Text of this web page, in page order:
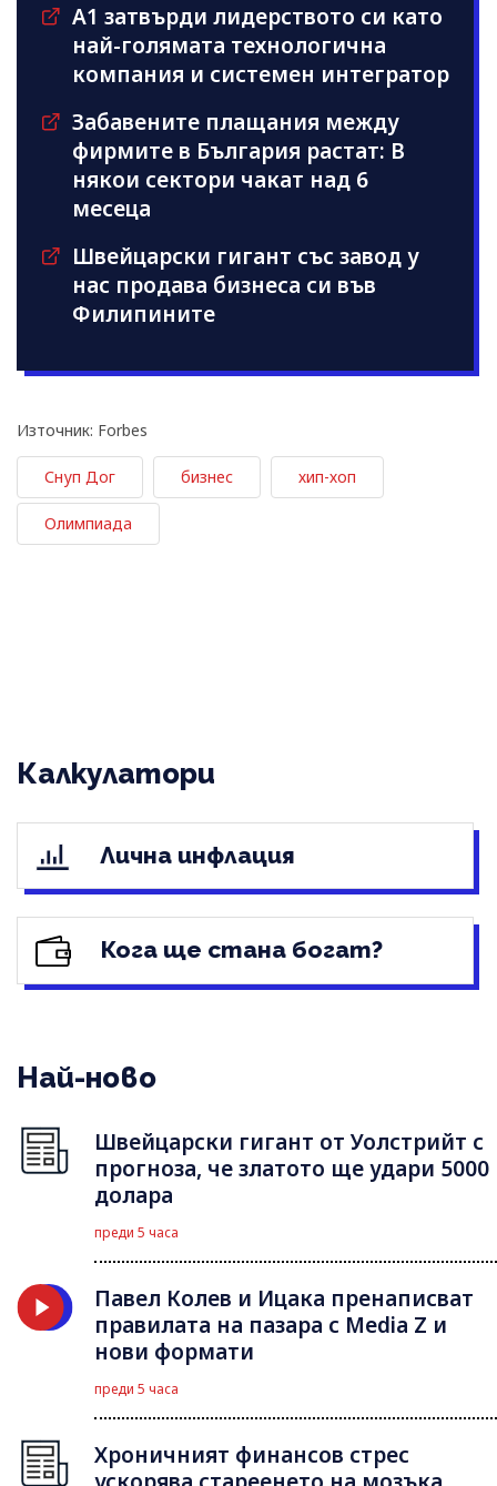
А1 затвърди лидерството си като
най-голямата технологична
компания и системен интегратор
Забавените плащания между
фирмите в България растат: В
някои сектори чакат над 6
месеца
Швейцарски гигант със завод у
нас продава бизнеса си във
Филипините
Източник: Forbes
Снуп Дог бизнес хип-хоп
Олимпиада
Калкулатори
Лична инфлация
Кога ще стана богат?
Най-ново
Швейцарски гигант от Уолстрийт с
прогноза, че златото ще удари 5000
долара
преди 5 часа
Павел Колев и Ицака пренаписват
правилата на пазара с Media Z и
нови формати
преди 5 часа
Хроничният финансов стрес